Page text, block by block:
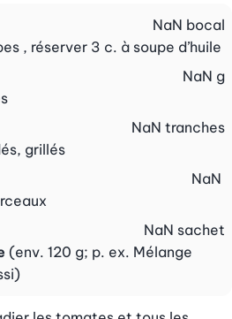
, réserver 3 c. à soupe d’huile
NaN bocal
NaN g
grillés
NaN tranches
NaN
(env. 120 g; p. ex. Mélange
NaN sachet